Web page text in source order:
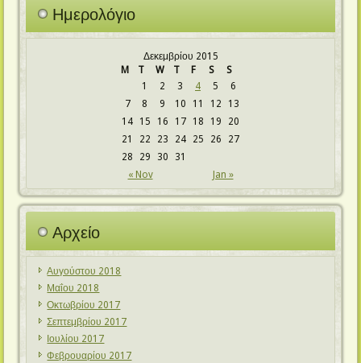
Ημερολόγιο
Δεκεμβρίου 2015
M
T W T F S S
« Nov Jan »
1 2 3 4 5
6
7
8 9 10 11 12
13
14
15 16 17 18 19
20
21
22 23 24 25 26
27
28
29 30 31
Αρχείο
Αυγούστου 2018
Μαΐου 2018
Οκτωβρίου 2017
Σεπτεμβρίου 2017
Ιουλίου 2017
Φεβρουαρίου 2017